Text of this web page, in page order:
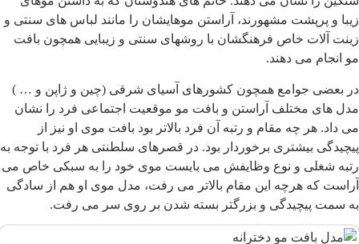
و پرپشت مشهورند، آراستن موهایشان را مانند لباس های سنتی و
آلات خاص فرهنگشان با روشهای سنتی و زیبایی همچون بافت
انجام می دهند.
بعضی جوامع همچون کشورهای آسیای شرقی (چین و ژاپن و … )
های مختلف آراستن و بافت مو موقعیت اجتماعی فرد را نشان
داد. هر چه مقام و رتبه آن فرد بالاتر بود بافت موی او نیز از
بیشتری برخوردار بود. در قصرهای سلطنتی هر فرد با توجه به
شغلی و نوع وظایفش می بایست موی خود را به سبکی خاص می
که هرچه این مقام بالاتر می رفت، مدل موی او هم از سادگی
سمت پیچیدگی و بزرگتر بسته شدن بر روی سر می رفت.